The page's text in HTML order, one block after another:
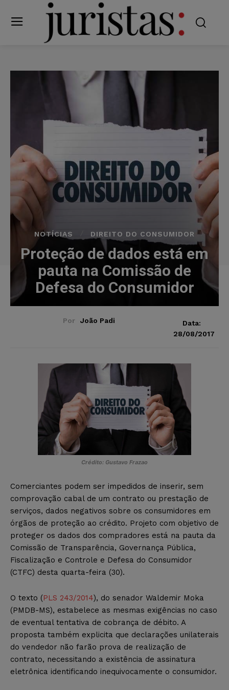
NOTÍCIAS DIREITO DO CONSUMIDOR
Proteção de dados está em
pauta na Comissão de
Defesa do Consumidor
Por João Padi
Data:
28/08/2017
Crédito: Gustavo Frazao
Comerciantes podem ser impedidos de inserir, sem
comprovação cabal de um contrato ou prestação de
serviços, dados negativos sobre os consumidores em
órgãos de proteção ao crédito. Projeto com objetivo de
proteger os dados dos compradores está na pauta da
Comissão de Transparência, Governança Pública,
Fiscalização e Controle e Defesa do Consumidor
(CTFC) desta quarta-feira (30).
O texto (PLS 243/2014), do senador Waldemir Moka
(PMDB-MS), estabelece as mesmas exigências no caso
de eventual tentativa de cobrança de débito. A
proposta também explicita que declarações unilaterais
do vendedor não farão prova de realização de
contrato, necessitando a existência de assinatura
eletrônica identificando inequivocamente o consumidor.